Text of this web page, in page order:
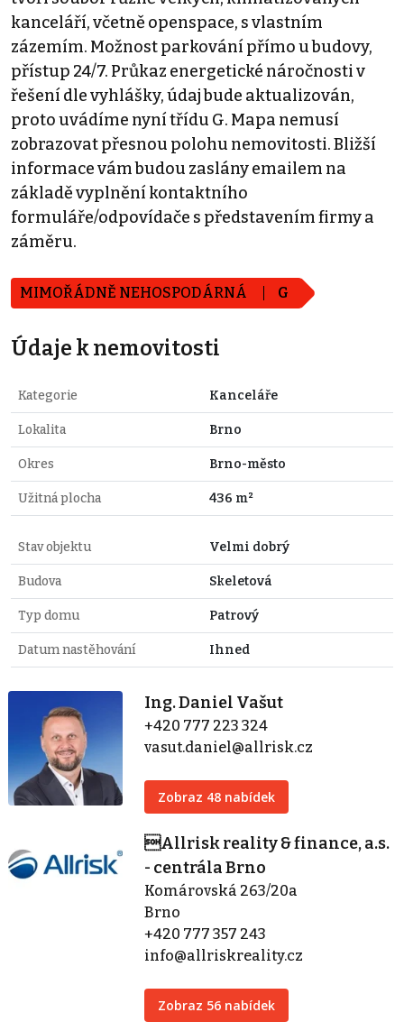
kanceláří, včetně openspace, s vlastním
zázemím. Možnost parkování přímo u budovy,
přístup 24/7. Průkaz energetické náročnosti v
řešení dle vyhlášky, údaj bude aktualizován,
proto uvádíme nyní třídu G. Mapa nemusí
zobrazovat přesnou polohu nemovitosti. Bližší
informace vám budou zaslány emailem na
základě vyplnění kontaktního
formuláře/odpovídače s představením firmy a
záměru.
MIMOŘÁDNĚ NEHOSPODÁRNÁ G
Údaje k nemovitosti
Kategorie Kanceláře
Lokalita Brno
Okres Brno-město
Užitná plocha 436 m²
Stav objektu Velmi dobrý
Budova Skeletová
Typ domu Patrový
Datum nastěhování Ihned
Ing. Daniel Vašut
+420 777 223 324
vasut.daniel@allrisk.cz
Zobraz 48 nabídek
Allrisk reality & finance, a.s.
- centrála Brno
Komárovská 263/20a
Brno
+420 777 357 243
info@allriskreality.cz
Zobraz 56 nabídek